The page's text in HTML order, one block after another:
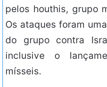
pelos houthis, grupo
Os ataques foram
do grupo contra
inclusive o
mísseis.